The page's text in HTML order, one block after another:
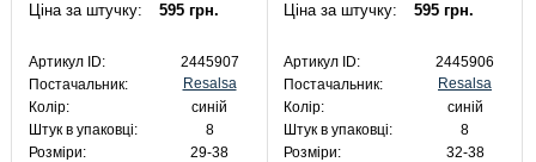
Ціна за штучку: 595 грн.
Артикул ID:
2445907
Постачальник:
Resalsa
Колір:
синій
Штук в упаковці:
8
Розміри:
29-38
Ціна за штучку: 595 грн.
Артикул ID:
2445906
Постачальник:
Resalsa
Колір:
синій
Штук в упаковці:
8
Розміри:
32-38